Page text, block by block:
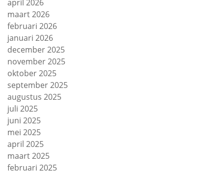
april 2026
maart 2026
februari 2026
januari 2026
december 2025
november 2025
oktober 2025
september 2025
augustus 2025
juli 2025
juni 2025
mei 2025
april 2025
maart 2025
februari 2025